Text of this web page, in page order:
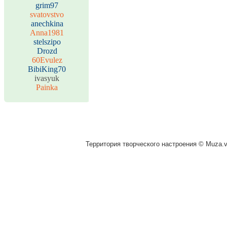
grim97
svatovstvo
anechkina
Anna1981
stelszipo
Drozd
60Evulez
BibiKing70
ivasyuk
Painka
Территория творческого настроения ©